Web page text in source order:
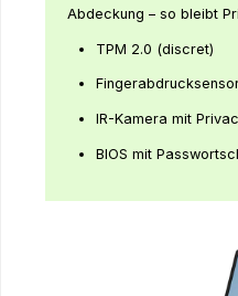
Abdeckung – so bleibt
TPM 2.0 (discret)
IR-Kamera mit
BIOS mit